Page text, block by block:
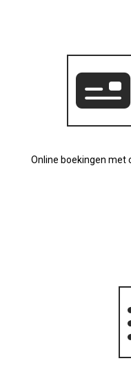
Online boekingen met